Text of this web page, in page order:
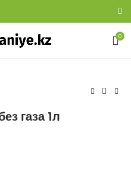
0
газа 1л